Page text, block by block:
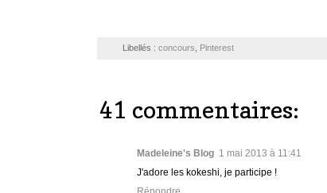
Libellés : concours Pinterest
41 commentaires:
Madeleine's Blog 1 mai 2013 à 11:41
J'adore les kokeshi, je participe !